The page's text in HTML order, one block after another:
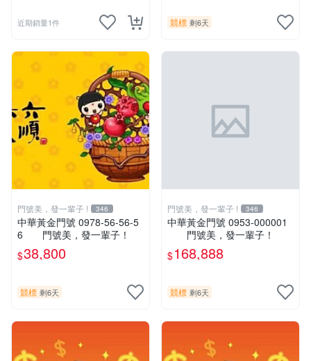
近期銷量1件 競標 剩6天
門號美，發一輩子 ! 346
中華黃金門號 0978-56-56-5
6 門號美，發一輩子！
$38,800
競標 剩6天
門號美，發一輩子 ! 346
中華黃金門號 0953-000001
門號美，發一輩子！
$168,888
競標 剩6天